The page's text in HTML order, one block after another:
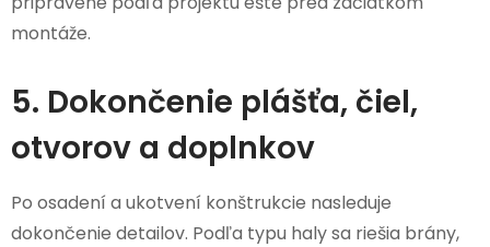
montáže.
5. Dokončenie plášťa, čiel,
otvorov a doplnkov
Po osadení a ukotvení konštrukcie nasleduje
dokončenie detailov. Podľa typu haly sa riešia brány,